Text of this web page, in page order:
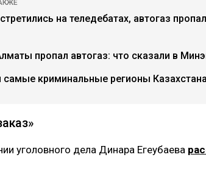
на теледебатах, автогаз
пропал автогаз: что сказали в
самые криминальные регионы Казахстана
уголовного дела Динара Егеубаева